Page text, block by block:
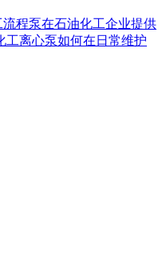
程泵在石油化工企业提供
工离心泵如何在日常维护